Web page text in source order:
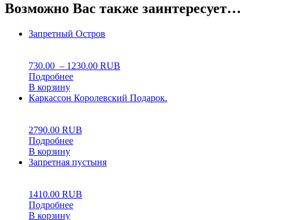
Возможно Вас также заинтересует…
Запретный Остров
730.00 – 1230.00 RUB
Подробнее
В корзину
Каркассон Королевский Подарок.
2790.00 RUB
Подробнее
В корзину
Запретная пустыня
1410.00 RUB
Подробнее
В корзину